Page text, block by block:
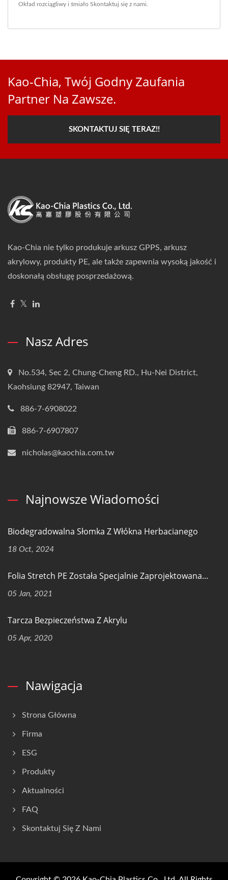
Okład rozciągliwy i śmiało Skontaktuj się z nami
Kao-Chia, Twój Godny Zaufania
Partner Na Zawsze.
SKONTAKTUJ SIĘ TERAZ!!
Kao-Chia nie tylko produkuje arkusz GPPS, arkusz
akrylowy, produkty PE, ale także zapewnia wysoką jakość i
doskonałą obsługę posprzedażową.
Nasz Adres
No.534, Sec 2, Chung-Cheng RD., Hu-Nei District,
Kaohsiung 82947, Taiwan
886-7-6908022
886-7-6907807
nicholas@kaochia.com.tw
Najnowsze Wiadomości
Biodegradowalna Słomka Z Włókna Herbacianego
18 Oct, 2024
Folia Stretch PE Została Specjalnie Zaprojektowana...
05 Jan, 2021
Tarcza Bezpieczeństwa Z Akrylu
05 Apr, 2020
Nawigacja
Strona Główna
Firma
ESG
Produkty
Aktualności
FAQ
Skontaktuj Się Z Nami